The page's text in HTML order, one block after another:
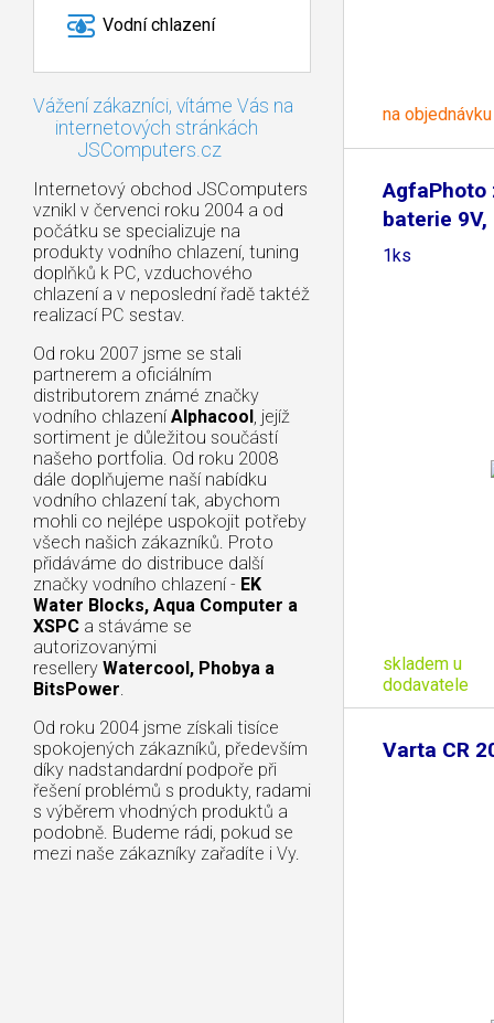
Vodní chlazení
Vážení zákazníci, vítáme Vás na
internetových stránkách
JSComputers.cz
Internetový obchod JSComputers
vznikl v červenci roku 2004 a od
počátku se specializuje na
produkty vodního chlazení, tuning
doplňků k PC, vzduchového
chlazení a v neposlední řadě taktéž
realizací PC sestav.
Od roku 2007 jsme se stali
partnerem a oficiálním
distributorem známé značky
vodního chlazení Alphacool, jejíž
sortiment je důležitou součástí
našeho portfolia. Od roku 2008
dále doplňujeme naší nabídku
vodního chlazení tak, abychom
mohli co nejlépe uspokojit potřeby
všech našich zákazníků. Proto
přidáváme do distribuce další
značky vodního chlazení - EK
Water Blocks, Aqua Computer a
XSPC a stáváme se
autorizovanými
resellery Watercool, Phobya a
BitsPower.
Od roku 2004 jsme získali tisíce
spokojených zákazníků, především
díky nadstandardní podpoře při
řešení problémů s produkty, radami
s výběrem vhodných produktů a
podobně. Budeme rádi, pokud se
mezi naše zákazníky zařadíte i Vy.
na objednávku
AgfaPhoto
baterie
1ks
skladem u
dodavatele
Varta CR